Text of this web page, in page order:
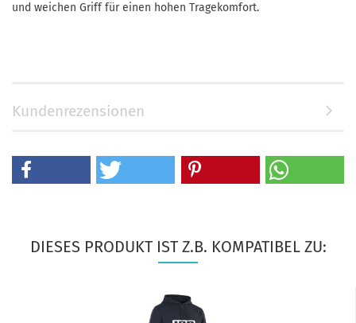
und weichen Griff für einen hohen Tragekomfort.
Kundenrezensionen
DIESES PRODUKT IST Z.B. KOMPATIBEL ZU: